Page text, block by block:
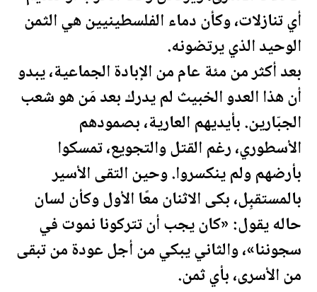
أي تنازلات، وكأن دماء الفلسطينيين هي الثمن
الوحيد الذي يرتضونه.
بعد أكثر من مئة عام من الإبادة الجماعية، يبدو
أن هذا العدو الخبيث لم يدرك بعد مَن هو شعب
الجبّارين. بأيديهم العارية، بصمودهم
الأسطوري، رغم القتل والتجويع، تمسكوا
بأرضهم ولم ينكسروا. وحين التقى الأسير
بالمستقبِل، بكى الاثنان معًا الأول وكأن لسان
حاله يقول: «كان يجب أن تتركونا نموت في
سجوننا»، والثاني يبكي من أجل عودة من تبقى
من الأسرى، بأي ثمن.